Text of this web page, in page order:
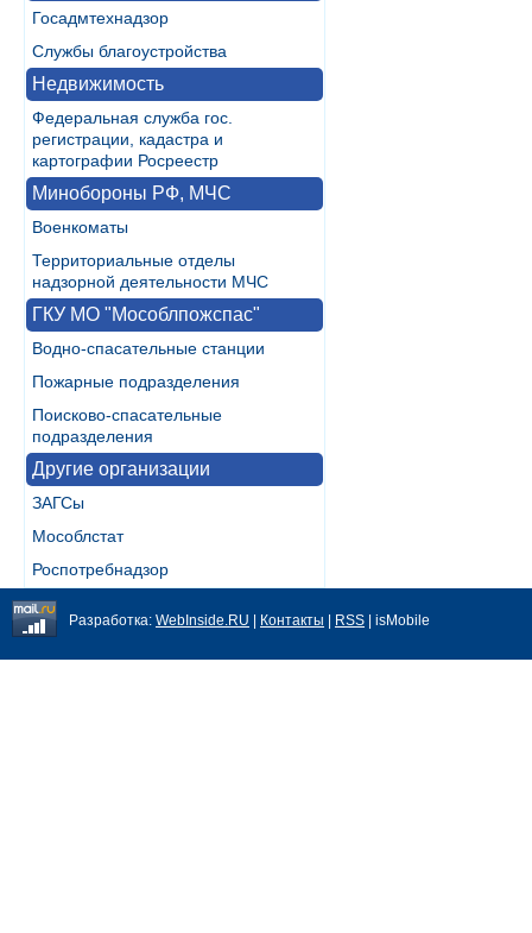
Госадмтехнадзор
Службы благоустройства
Недвижимость
Федеральная служба гос.
регистрации, кадастра и
картографии Росреестр
Минобороны РФ, МЧС
Военкоматы
Территориальные отделы
надзорной деятельности МЧС
ГКУ МО "Мособлпожспас"
Водно-спасательные станции
Пожарные подразделения
Поисково-спасательные
подразделения
Другие организации
ЗАГСы
Мособлстат
Роспотребнадзор
Разработка: WebInside.RU Контакты RSS | isMobile